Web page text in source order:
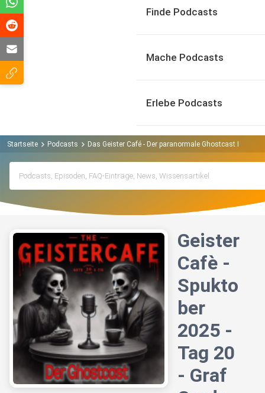
Finde Podcasts
Mache Podcasts
Erlebe Podcasts
Startseite Podcasts Das Geister Café - Der paranormale Ghostcast Podcast
Geister
Cafè -
Spukto
ber
2025 -
Tag 20
- Graf